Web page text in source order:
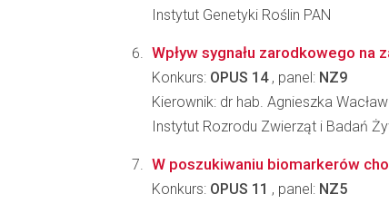
Instytut Genetyki Roślin PAN
Wpływ sygnału zarodkowego
Konkurs: OPUS 14, panel: NZ9
Kierownik: dr hab. Agnieszka
Instytut Rozrodu Zwierząt i Badań
W poszukiwaniu biomarkerów
Konkurs: OPUS 11 , panel: NZ5